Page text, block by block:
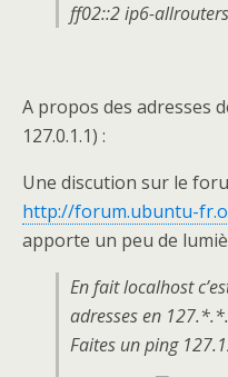
ff02::2 ip6-allrouters
A propos des adresses
127.0.1.1) :
Une discution sur le
http://forum.ubuntu-
apporte un peu de
En fait localhost
adresses en
Faites un ping